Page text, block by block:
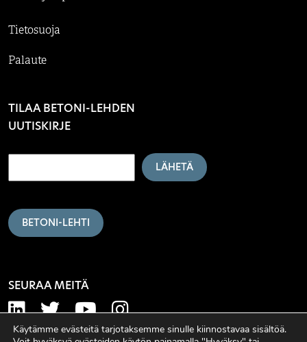
Tietosuoja
Palaute
TILAA BETONI-LEHDEN
UUTISKIRJE
LÄHETÄ
BETONI-LEHTI
SEURAA MEITÄ
Käytämme evästeitä tarjotaksemme sinulle kiinnostavaa sisältöä.